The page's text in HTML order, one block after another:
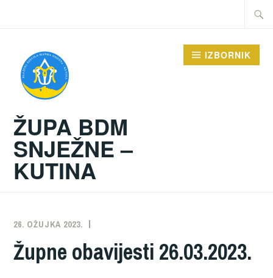
Traži:
ŽUPA BDM
SNJEŽNE –
KUTINA
IZBORNIK
26. OŽUJKA 2023.
Župne obavijesti 26.03.2023.